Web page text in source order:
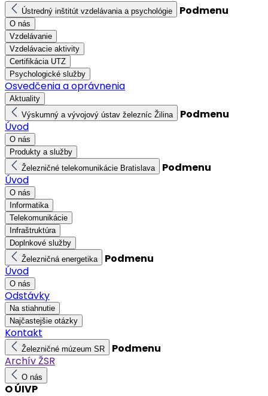
Ústredný inštitút vzdelávania a psychológie Podmenu
O nás
Vzdelávanie
Vzdelávacie aktivity
Certifikácia UTZ
Psychologické služby
Osvedčenia a oprávnenia
Aktuality
Výskumný a vývojový ústav železníc Žilina
Podmenu
Úvod
O nás
Produkty a služby
Železničné telekomunikácie Bratislava
Podmenu
Úvod
O nás
Informatika
Telekomunikácie
Infraštruktúra
Doplnkové služby
Železničná energetika
Podmenu
Úvod
O nás
Odstávky
Na stiahnutie
Najčastejšie otázky
Kontakt
Železničné múzeum SR
Podmenu
Archív ŽSR
O nás
O ÚIVP